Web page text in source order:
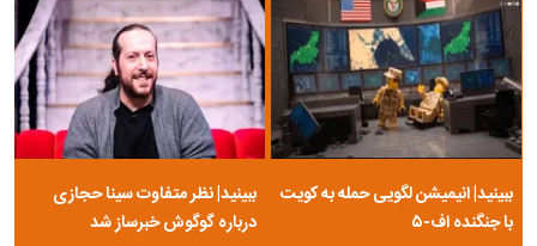
ببینید| انیمیشن لگویی حمله به کویت
با جنگنده اف-۵
ببینید| نظر متفاوت سینا حجازی
درباره گوگوش خبرساز شد